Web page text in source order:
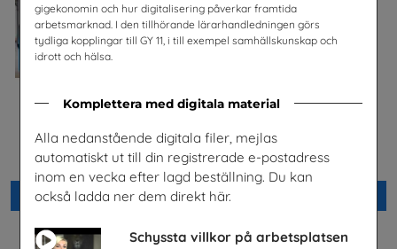
gigekonomin och hur digitalisering påverkar framtida
arbetsmarknad. I den tillhörande lärarhandledningen görs
tydliga kopplingar till GY 11, i till exempel samhällskunskap och
idrott och hälsa.
Komplettera med digitala material
Alla nedanstående digitala filer, mejlas
automatiskt ut till din registrerade e-postadress
inom en vecka efter lagd beställning. Du kan
också ladda ner dem direkt här.
Schyssta villkor på arbetsplatsen
Bli kyl- och
värmepumpstekniker och
jobba med framtidens teknik
SKVP Info & Service AB
Beställ 0kr
När jobbet är ett äventyr
dag som natt
Sjöfartsverket